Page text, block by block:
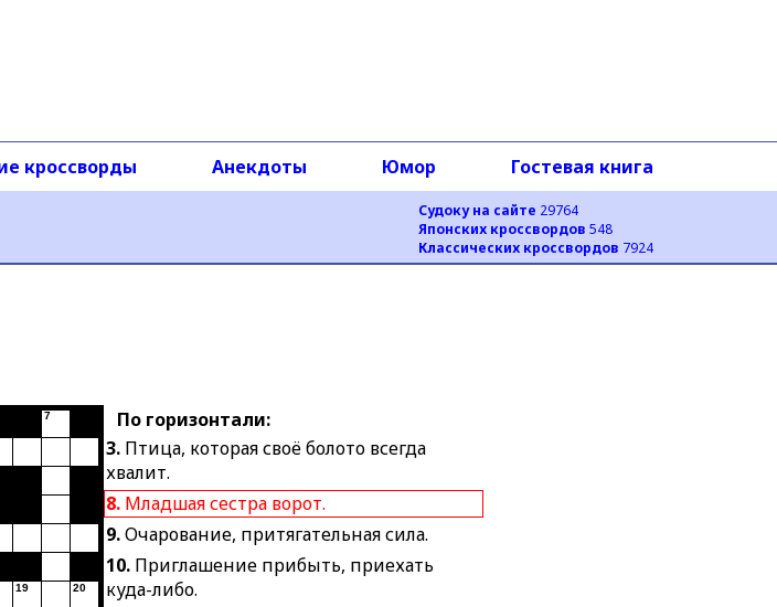
Судоку на сайте 29764
Японских кроссвордов 548
Классических кроссвордов 7924
кроссворды Анекдоты Юмор Гостевая книга
По горизонтали:
3. Птица, которая своё болото всегда
хвалит.
8. Младшая сестра ворот.
9.Очарование, притягательная сила.
10. Приглашение прибыть, приехать
куда-либо.
19
7
20